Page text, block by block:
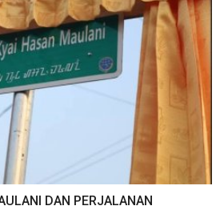
DAN PERJALANAN